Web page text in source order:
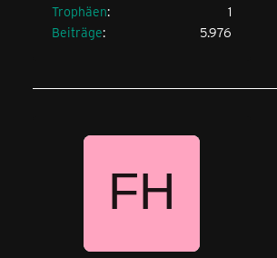
Trophäen
1
Beiträge
5.976